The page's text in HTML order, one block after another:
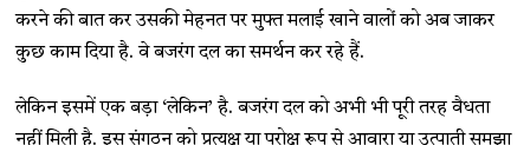
करने की बात कर उसकी मेहनत पर मुफ्त मलाई खाने वालों को अब जाकर
कुछ काम दिया है. वे बजरंग दल का समर्थन कर रहे हैं.
लेकिन इसमें एक बड़ा ‘लेकिन’ है. बजरंग दल को अभी भी पूरी तरह वैधता
नहीं मिली है. इस संगठन को प्रत्यक्ष या परोक्ष रूप से आवारा या उत्पाती समझा